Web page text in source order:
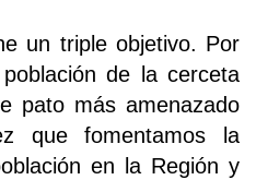
un triple objetivo. Por
de la cerceta
pato más amenazado
que fomentamos la
en la Región y